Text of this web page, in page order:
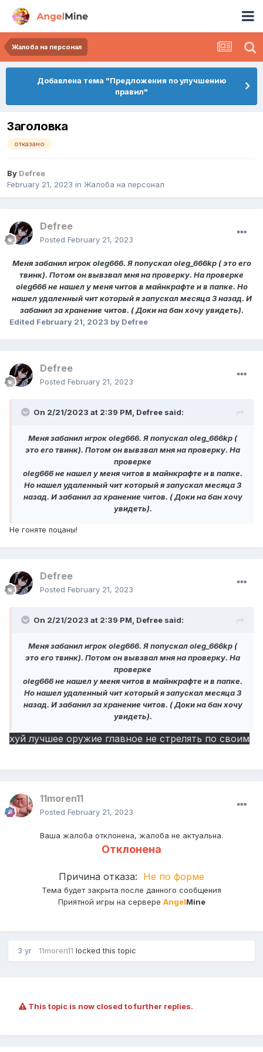
Жалоба на персонал
Добавлена тема "Предложения по улучшению
правил"
Заголовка
отказано
By Defree
February 21, 2023 in Жалоба на персонал
Defree
Posted February 21, 2023
Меня забанил игрок oleg666. Я попускал oleg_666kp ( это его
твинк). Потом он вывзвал мня на проверку. На проверке
oleg666 не нашел у меня читов в майнкрафте и в папке. Но
нашел удаленный чит который я запускал месяца 3 назад. И
забанил за хранение читов. ( Доки на бан хочу увидеть).
Edited February 21, 2023 by Defree
Defree
Posted February 21, 2023
On 2/21/2023 at 2:39 PM, Defree said:
Меня забанил игрок oleg666. Я попускал oleg_666kp (
это его твинк). Потом он вывзвал мня на проверку. На
проверке
oleg666 не нашел у меня читов в майнкрафте и в папке.
Но нашел удаленный чит который я запускал месяца 3
назад. И забанил за хранение читов. ( Доки на бан хочу
увидеть).
Не гоняте поцаны!
Defree
Posted February 21, 2023
On 2/21/2023 at 2:39 PM, Defree said:
Меня забанил игрок oleg666. Я попускал oleg_666kp (
это его твинк). Потом он вывзвал мня на проверку. На
проверке
oleg666 не нашел у меня читов в майнкрафте и в папке.
Но нашел удаленный чит который я запускал месяца 3
назад. И забанил за хранение читов. ( Доки на бан хочу
увидеть).
xyй лучшее оружие главное не стрелять по своим
11moren11
Posted February 21, 2023
Ваша жалоба отклонена, жалоба не актуальна.
Отклонена
Причина отказа: Не по форме
Тема будет закрыта после данного сообщения
Приятной игры на сервере AngelMine
3 yr 11moren11 locked this topic
This topic is now closed to further replies.